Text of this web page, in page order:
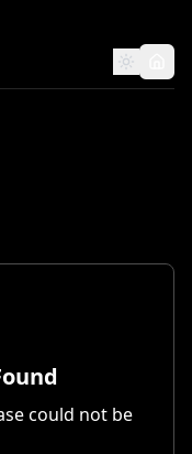
could not be